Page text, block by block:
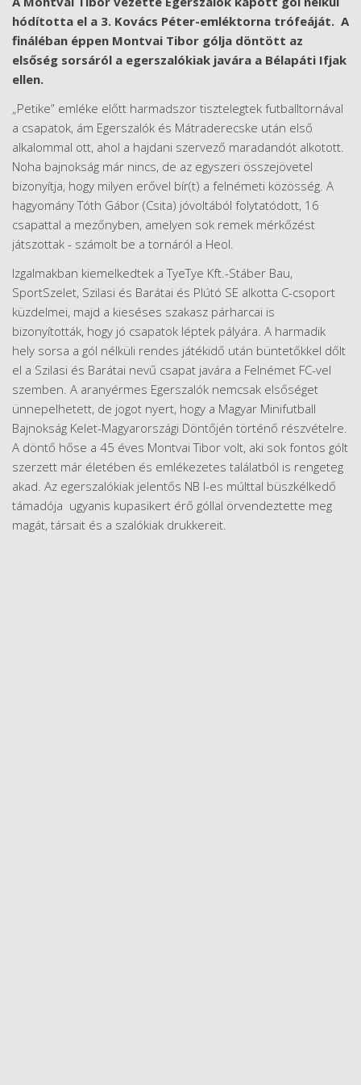
hódította el a 3. Kovács Péter-emléktorna trófeáját. A
fináléban éppen Montvai Tibor gólja döntött az
elsőség sorsáról a egerszalókiak javára a Bélapáti Ifjak
ellen.
„Petike” emléke előtt harmadszor tisztelegtek futballtornával
a csapatok, ám Egerszalók és Mátraderecske után első
alkalommal ott, ahol a hajdani szervező maradandót alkotott.
Noha bajnokság már nincs, de az egyszeri összejövetel
bizonyítja, hogy milyen erővel bír(t) a felnémeti közösség. A
hagyomány Tóth Gábor (Csita) jóvoltából folytatódott, 16
csapattal a mezőnyben, amelyen sok remek mérkőzést
játszottak - számolt be a tornáról a Heol.
Izgalmakban kiemelkedtek a TyeTye Kft.-Stáber Bau,
SportSzelet, Szilasi és Barátai és Plútó SE alkotta C-csoport
küzdelmei, majd a kieséses szakasz párharcai is
bizonyították, hogy jó csapatok léptek pályára. A harmadik
hely sorsa a gól nélküli rendes játékidő után büntetőkkel dőlt
el a Szilasi és Barátai nevű csapat javára a Felnémet FC-vel
szemben. A aranyérmes Egerszalók nemcsak elsőséget
ünnepelhetett, de jogot nyert, hogy a Magyar Minifutball
Bajnokság Kelet-Magyarországi Döntőjén történő részvételre.
A döntő hőse a 45 éves Montvai Tibor volt, aki sok fontos gólt
szerzett már életében és emlékezetes találatból is rengeteg
akad. Az egerszalókiak jelentős NB I-es múlttal büszkélkedő
támadója ugyanis kupasikert érő góllal örvendeztette meg
magát, társait és a szalókiak drukkereit.